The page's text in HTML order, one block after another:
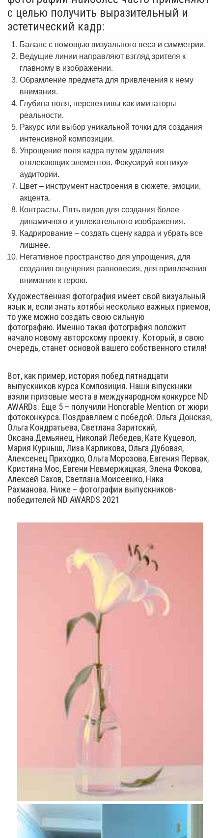
с целью получить выразительный и
эстетический кадр:
Баланс с помощью визуального веса и симметрии.
Ведущие линии направляют взгляд зрителя к
главному в изображении.
Обрамление предмета для привлечения к нему
внимания.
Глубина поля, перспективы как имитаторы
реальности.
Ракурс или выбор уникальной точки для создания
интенсивной композиции.
Упрощение поля кадра путем удаления
отвлекающих элементов. Фокусируй «оптику»
аудитории.
Цвет – инструмент настроения в сюжете, эмоции,
акцента.
Контрасты. Пять видов для создания более
динамичного и увлекательного изображения.
Кадрирование – создать сцену кадра и убрать все
лишнее.
Негативное пространство для упрощения, для
создания ощущения равновесия, для привлечения
внимания к герою.
Художественная фотография имеет свой визуальный
язык и, если знать хотябьі несколько важных приемов,
то уже можно создать свою сильную
фотографию. Именно такая фотография положит
начало новому авторскому проекту. Который, в свою
очередь, станет основой вашего собственного стиля!
Вот, как пример, история побед пятнадцати
выпускников курса Композиция. Наши віпускники
взяли призовые места в международном конкурсе ND
AWARDs. Еще 5 – получили Honorable Mention от жюри
фотоконкурса. Поздравляем с победой: Ольга Донская,
Ольга Кондратьева, Светлана Заритский,
Оксана.Демьянец, Николай Лебедев, Кате Куцевол,
Мария Курныш, Лиза Карликова, Ольга Дубовая,
Алексенец Приходко, Ольга Морозова, Евгения Первак,
Кристина Мос, Евгени Невмержицкая, Элена Фокова,
Алексей Сахов, Светлана.Моисеенко, Ника
Рахманова. Ниже – фотографии выпускников-
победителей ND AWARDS 2021